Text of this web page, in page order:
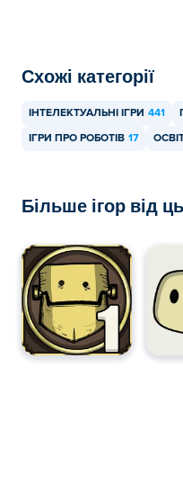
Схожі категорії
ІНТЕЛЕКТУАЛЬНІ ІГРИ 441
ІГРИ ПРО РОБОТІВ 17
Більше ігор від